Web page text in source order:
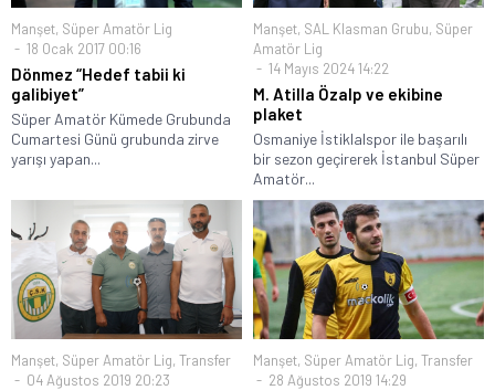
Manşet, Süper Amatör Lig
18 Ocak 2017 00:16
Dönmez “Hedef tabii ki
galibiyet”
Süper Amatör Kümede Grubunda
Cumartesi Günü grubunda zirve
yarışı yapan...
Manşet, SAL Klasman Grubu, Süper
Amatör Lig
14 Mayıs 2024 14:22
M. Atilla Özalp ve ekibine
plaket
Osmaniye İstiklalspor ile başarılı
bir sezon geçirerek İstanbul Süper
Amatör...
Manşet, Süper Amatör Lig, Transfer
04 Ağustos 2019 20:23
Manşet, Süper Amatör Lig, Transfer
28 Ağustos 2019 14:29